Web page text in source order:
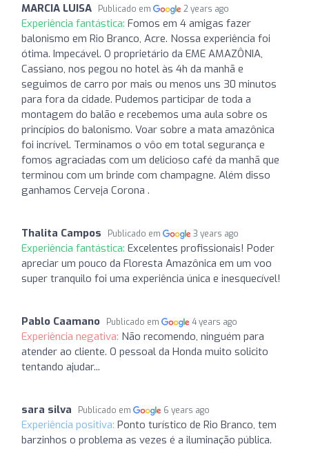
MARCIA LUISA Publicado em 2 years ago
Experiência fantástica: Fomos em 4 amigas fazer
balonismo em Rio Branco, Acre. Nossa experiência foi
ótima. Impecável. O proprietário da EME AMAZÔNIA,
Cassiano, nos pegou no hotel às 4h da manhã e
seguimos de carro por mais ou menos uns 30 minutos
para fora da cidade. Pudemos participar de toda a
montagem do balão e recebemos uma aula sobre os
princípios do balonismo. Voar sobre a mata amazônica
foi incrível. Terminamos o vôo em total segurança e
fomos agraciadas com um delicioso café da manhã que
terminou com um brinde com champagne. Além disso
ganhamos Cerveja Corona .
Thalita Campos Publicado em 3 years ago
Experiência fantástica: Excelentes profissionais! Poder
apreciar um pouco da Floresta Amazônica em um voo
super tranquilo foi uma experiência única e inesquecível!
Pablo Caamano Publicado em 4 years ago
Experiência negativa: Não recomendo, ninguém para
atender ao cliente. O pessoal da Honda muito solicito
tentando ajudar...
sara silva Publicado em 6 years ago
Experiência positiva: Ponto turístico de Rio Branco, tem
barzinhos o problema as vezes é a iluminação pública.